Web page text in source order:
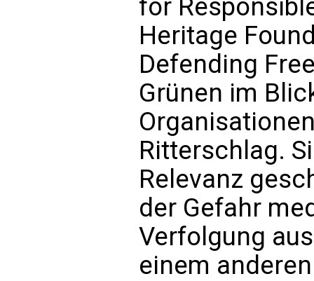
for
Heritage
Defending
Grünen im
Ritterschlag.
Relevanz
der Gefahr
Verfolgung
einem